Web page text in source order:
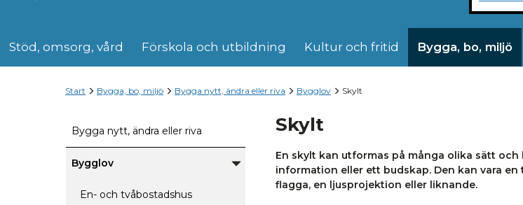
Stöd, omsorg, vård Förskola och utbildning Kultur och fritid Bygga, bo, miljö
Start Bygga, bo, miljö Bygga nytt, ändra eller riva Bygglov Skylt
Bygga nytt, ändra eller riva
Bygglov
Undermeny
En- och tvåbostadshus
Skylt
En skylt kan utformas på många olika sätt
information eller ett budskap. Den kan vara en
flagga, en ljusprojektion eller liknande.